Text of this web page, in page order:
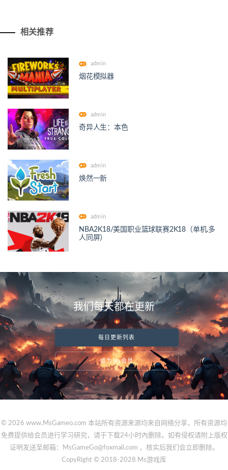
相关推荐
admin
烟花模拟器
admin
奇异人生：本色
admin
焕然一新
admin
NBA2K18/美国职业篮球联赛2K18（单机.多
人同屏）
我们每天都在更新
每日更新列表
成为Ms会员
© 2026 www.MsGameo.com 本站所有资源来源均来自网络分享，所有资源均
免费提供给会员进行学习研究，请于下载24小时內删除。如有侵权请附上版权
证明发送至邮箱：MsGameGo@foxmail.com ，核实后我们会立即删除。
CopyRight © 2018-2028 Ms游戏库